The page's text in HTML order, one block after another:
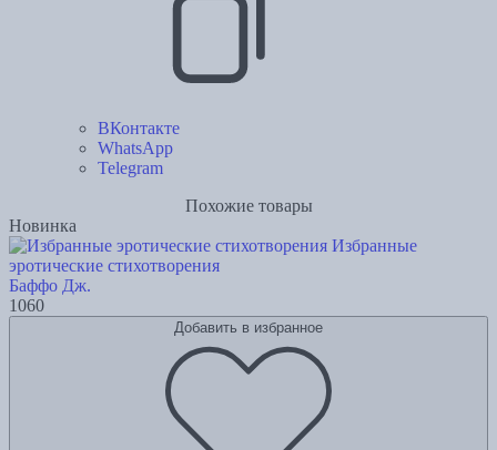
ВКонтакте
WhatsApp
Telegram
Похожие товары
Новинка
Избранные
эротические стихотворения
Баффо Дж.
1060
Добавить в избранное